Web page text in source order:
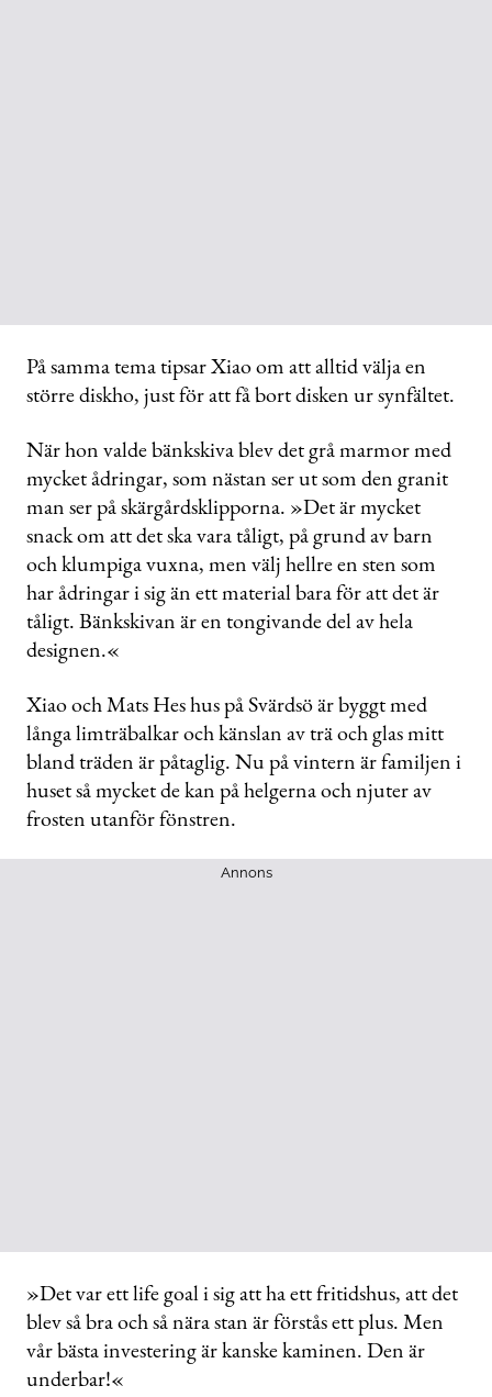
På samma tema tipsar Xiao om att alltid välja en
större diskho, just för att få bort disken ur synfältet.
När hon valde bänkskiva blev det grå marmor med
mycket ådringar, som nästan ser ut som den granit
man ser på skärgårdsklipporna. »Det är mycket
snack om att det ska vara tåligt, på grund av barn
och klumpiga vuxna, men välj hellre en sten som
har ådringar i sig än ett material bara för att det är
tåligt. Bänkskivan är en tongivande del av hela
designen.«
Xiao och Mats Hes hus på Svärdsö är byggt med
långa limträbalkar och känslan av trä och glas mitt
bland träden är påtaglig. Nu på vintern är familjen i
huset så mycket de kan på helgerna och njuter av
frosten utanför fönstren.
Annons
»Det var ett life goal i sig att ha ett fritidshus, att det
blev så bra och så nära stan är förstås ett plus. Men
vår bästa investering är kanske kaminen. Den är
underbar!«